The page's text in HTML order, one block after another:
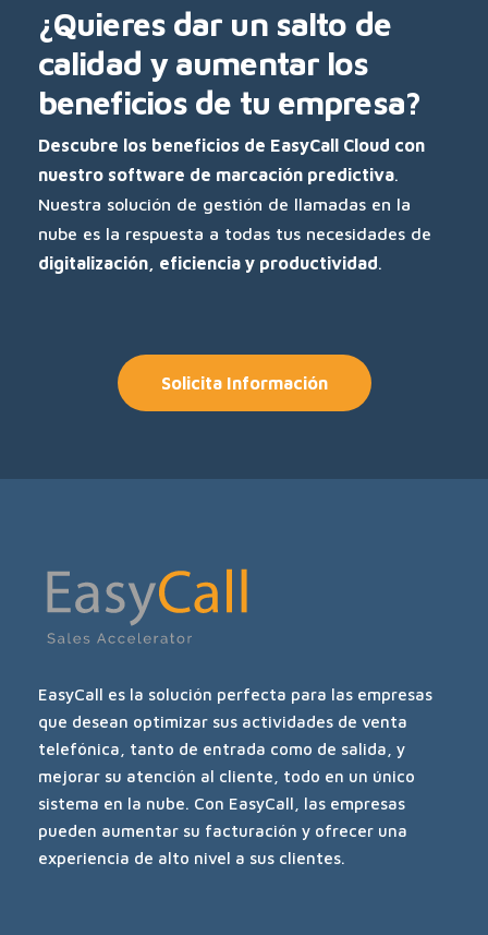
¿Quieres dar un salto de
calidad y aumentar los
beneficios de tu empresa?
Descubre los beneficios de EasyCall Cloud con
nuestro software de marcación predictiva.
Nuestra solución de gestión de llamadas en la
nube es la respuesta a todas tus necesidades de
digitalización, eficiencia y productividad.
Solicita Información
EasyCall es la solución perfecta para las empresas
que desean optimizar sus actividades de venta
telefónica, tanto de entrada como de salida, y
mejorar su atención al cliente, todo en un único
sistema en la nube. Con EasyCall, las empresas
pueden aumentar su facturación y ofrecer una
experiencia de alto nivel a sus clientes.